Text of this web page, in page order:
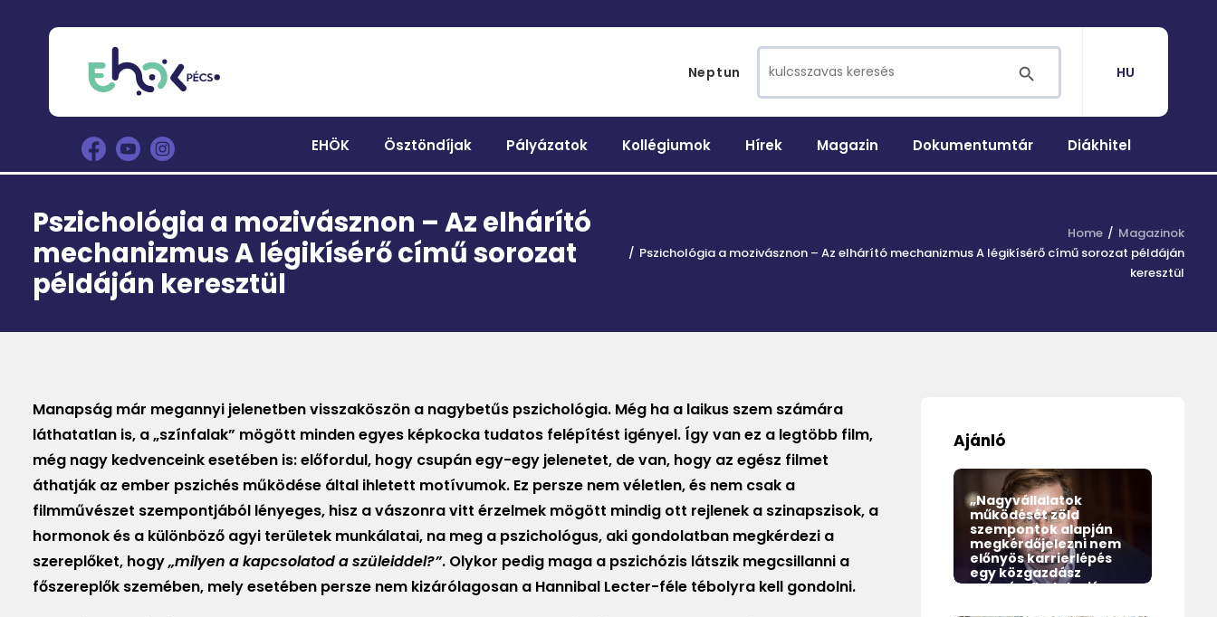
Neptun
Search for:
HU
EHÖK Ösztöndíjak Pályázatok Kollégiumok Hírek Magazin Dokumentumtár Diákhitel
Pszichológia a mozivásznon – Az elhárító
mechanizmus A légikísérő című sorozat
példáján keresztül
Home
Magazinok
Pszichológia a mozivásznon – Az elhárító mechanizmus A légikísérő című sorozat példáján
keresztül
Manapság már megannyi jelenetben visszaköszön a nagybetűs pszichológia. Még ha a laikus szem számára
láthatatlan is, a „színfalak” mögött minden egyes képkocka tudatos felépítést igényel. Így van ez a legtöbb film,
még nagy kedvenceink esetében is: előfordul, hogy csupán egy-egy jelenetet, de van, hogy az egész filmet
áthatják az ember pszichés működése által ihletett motívumok. Ez persze nem véletlen, és nem csak a
filmművészet szempontjából lényeges, hisz a vászonra vitt érzelmek mögött mindig ott rejlenek a szinapszisok, a
hormonok és a különböző agyi területek munkálatai, na meg a pszichológus, aki gondolatban megkérdezi a
szereplőket, hogy„milyen a kapcsolatod a szüleiddel?”. Olykor pedig maga a pszichózis látszik megcsillanni a
főszereplők szemében, mely esetében persze nem kizárólagosan a Hannibal Lecter-féle tébolyra kell gondolni.
Ajánló
„Nagyvállalatok
működését zöld
szempontok alapján
megkérdőjelezni nem
előnyös karrierlépés
egy közgazdász
számára” – Interjú